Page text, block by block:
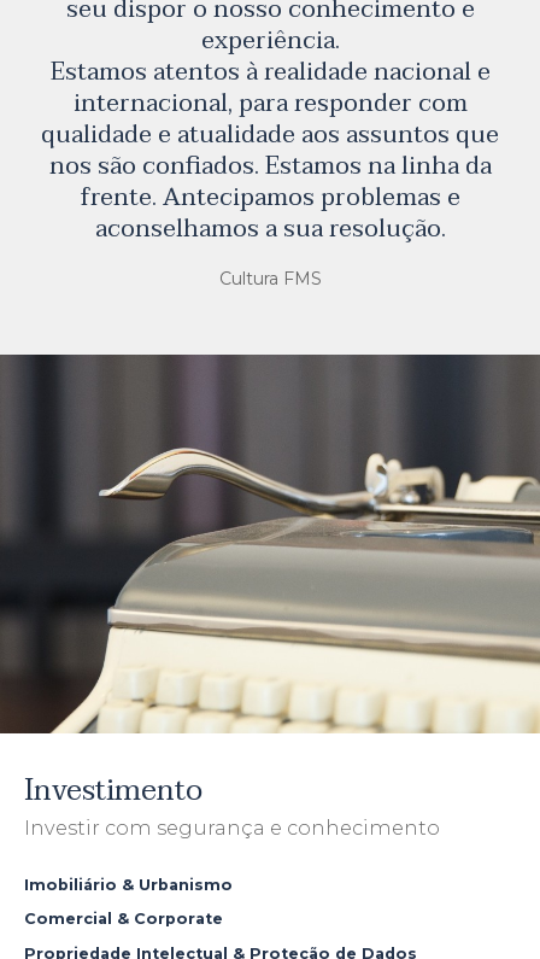
seu dispor o nosso conhecimento e
experiência.
Estamos atentos à realidade nacional e
internacional, para responder com
qualidade e atualidade aos assuntos que
nos são confiados. Estamos na linha da
frente. Antecipamos problemas e
aconselhamos a sua resolução.
Cultura FMS
Investimento
Investir com segurança e conhecimento
Imobiliário & Urbanismo
Comercial & Corporate
Propriedade Intelectual & Proteção de Dados